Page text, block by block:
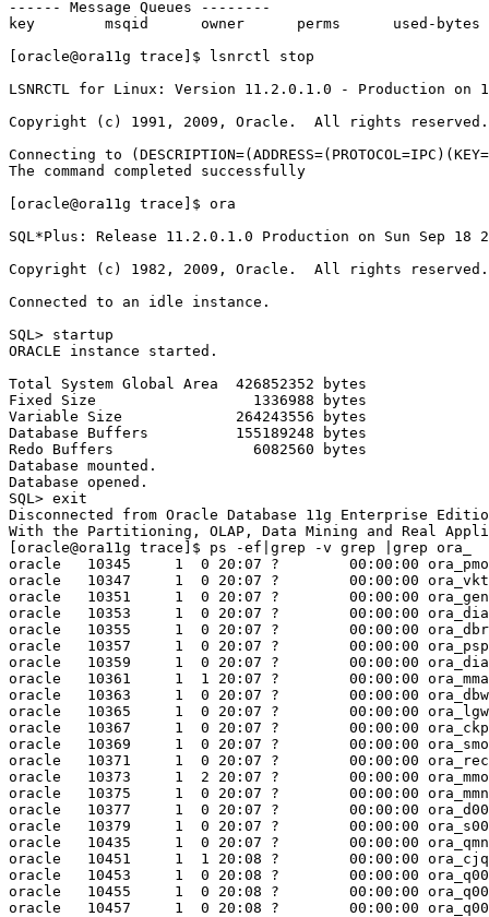
------ Message Queues --------
key        msqid      owner      perms      used-
[oracle@ora11g trace]$ lsnrctl stop
LSNRCTL for Linux: Version 11.2.0.1.0 - Production on
Copyright (c) 1991, 2009, Oracle.  All rights reserved.
Connecting to
The command completed successfully
[oracle@ora11g trace]$ ora
SQL*Plus: Release 11.2.0.1.0 Production on Sun Sep 18
Copyright (c) 1982, 2009, Oracle.  All rights reserved.
Connected to an idle instance.
SQL> startup
ORACLE instance started.
Total System Global Area  426852352 bytes
Fixed Size                  1336988 bytes
Variable Size             264243556 bytes
Database Buffers          155189248 bytes
Redo Buffers                6082560 bytes
Database mounted.
Database opened.
SQL> exit
Disconnected from Oracle Database 11g Enterprise
With the Partitioning, OLAP, Data Mining and Real
[oracle@ora11g trace]$ ps -ef|grep -v grep |grep ora_
oracle   10345     1  0 20:07 ?        00:00:00
oracle   10347     1  0 20:07 ?        00:00:00
oracle   10351     1  0 20:07 ?        00:00:00
oracle   10353     1  0 20:07 ?        00:00:00
oracle   10355     1  0 20:07 ?        00:00:00
oracle   10357     1  0 20:07 ?        00:00:00
oracle   10359     1  0 20:07 ?        00:00:00
oracle   10361     1  1 20:07 ?        00:00:00
oracle   10363     1  0 20:07 ?        00:00:00
oracle   10365     1  0 20:07 ?        00:00:00
oracle   10367     1  0 20:07 ?        00:00:00
oracle   10369     1  0 20:07 ?        00:00:00
oracle   10371     1  0 20:07 ?        00:00:00
oracle   10373     1  2 20:07 ?        00:00:00
oracle   10375     1  0 20:07 ?        00:00:00
oracle   10377     1  0 20:07 ?        00:00:00
oracle   10379     1  0 20:07 ?        00:00:00
oracle   10435     1  0 20:07 ?        00:00:00
oracle   10451     1  1 20:08 ?        00:00:00
oracle   10453     1  0 20:08 ?        00:00:00
oracle   10455     1  0 20:08 ?        00:00:00
oracle   10457     1  0 20:08 ?        00:00:00